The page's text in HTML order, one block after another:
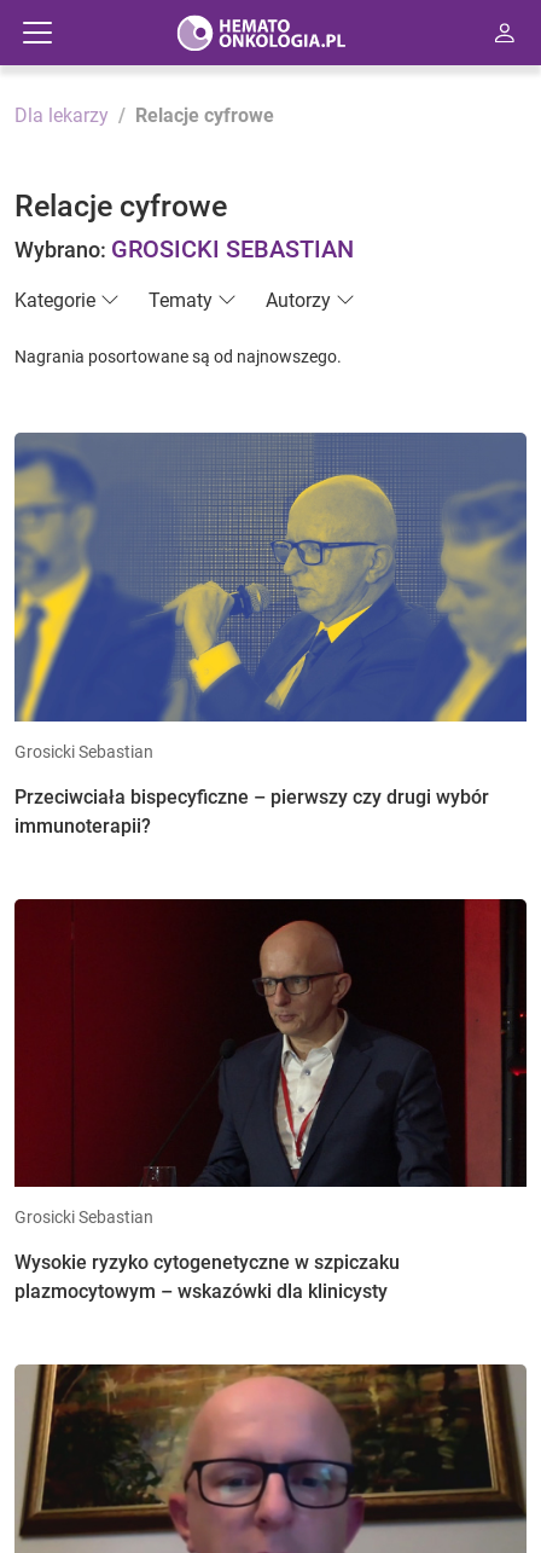
Dla lekarzy Relacje cyfrowe
Relacje cyfrowe
Wybrano: GROSICKI SEBASTIAN
Kategorie Tematy Autorzy
Nagrania posortowane są od najnowszego.
Grosicki Sebastian
Przeciwciała bispecyficzne – pierwszy czy drugi wybór
immunoterapii?
Grosicki Sebastian
Wysokie ryzyko cytogenetyczne w szpiczaku
plazmocytowym – wskazówki dla klinicysty